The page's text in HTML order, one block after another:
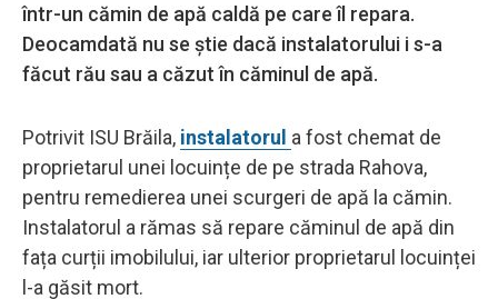
într-un cămin de apă caldă pe care îl repara.
Deocamdată nu se știe dacă instalatorului i s-a
făcut rău sau a căzut în căminul de apă.
Potrivit ISU Brăila, instalatorul a fost chemat de
proprietarul unei locuințe de pe strada Rahova,
pentru remedierea unei scurgeri de apă la cămin.
Instalatorul a rămas să repare căminul de apă din
fața curții imobilului, iar ulterior proprietarul locuinței
l-a găsit mort.